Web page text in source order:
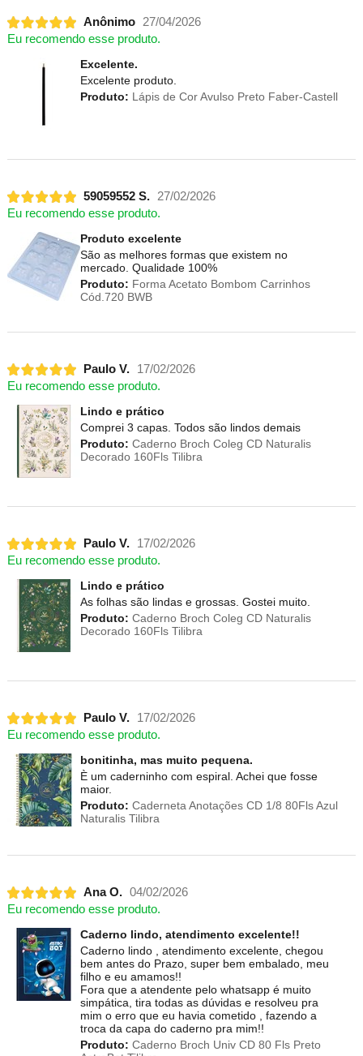
Anônimo 27/04/2026
Eu recomendo esse produto.
Excelente.
Excelente produto.
Produto: Lápis de Cor Avulso Preto Faber-Castell
59059552 S. 27/02/2026
Eu recomendo esse produto.
Produto excelente
São as melhores formas que existem no
mercado. Qualidade 100%
Produto: Forma Acetato Bombom Carrinhos
Cód.720 BWB
Paulo V.
17/02/2026
Eu recomendo esse produto.
Lindo e prático
Comprei 3 capas. Todos são lindos demais
Produto: Caderno Broch Coleg CD Naturalis
Decorado 160Fls Tilibra
Paulo V.
17/02/2026
Eu recomendo esse produto.
Lindo e prático
As folhas são lindas e grossas. Gostei muito.
Produto: Caderno Broch Coleg CD Naturalis
Decorado 160Fls Tilibra
Paulo V.
17/02/2026
Eu recomendo esse produto.
bonitinha, mas muito pequena.
È um caderninho com espiral. Achei que fosse
maior.
Produto: Caderneta Anotações CD 1/8 80Fls Azul
Naturalis Tilibra
Ana O. 04/02/2026
Eu recomendo esse produto.
Caderno lindo, atendimento excelente!!
Caderno lindo , atendimento excelente, chegou
bem antes do Prazo, super bem embalado, meu
filho e eu amamos!!
Fora que a atendente pelo whatsapp é muito
simpática, tira todas as dúvidas e resolveu pra
mim o erro que eu havia cometido , fazendo a
troca da capa do caderno pra mim!!
Produto: Caderno Broch Univ CD 80 Fls Preto